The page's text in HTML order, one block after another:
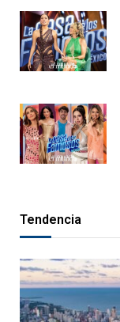
Tendencia